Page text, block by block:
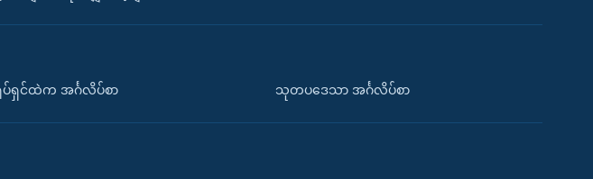
ပ်ရှင်ထဲက အင်္ဂလိပ်စာ သုတပဒေသာ အင်္ဂလိပ်စာ